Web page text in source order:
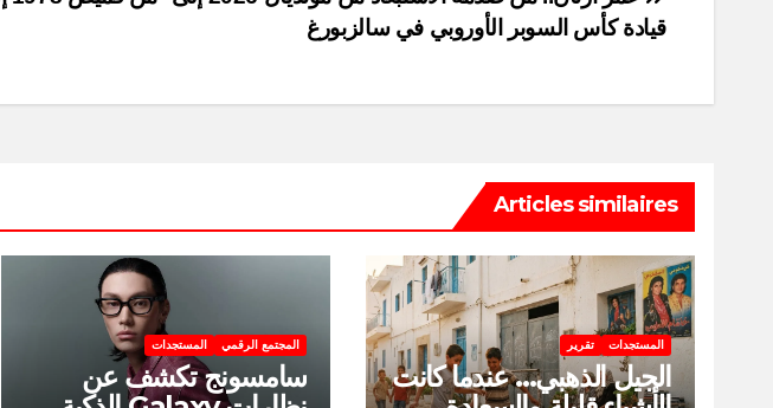
navigation
قيادة كأس السوبر الأوروبي في سالزبورغ
Articles similaires
المستجدات تقرير
الجيل الذهبي… عندما كانت
المجتمع الرقمي المستجدات
سامسونج تكشف عن